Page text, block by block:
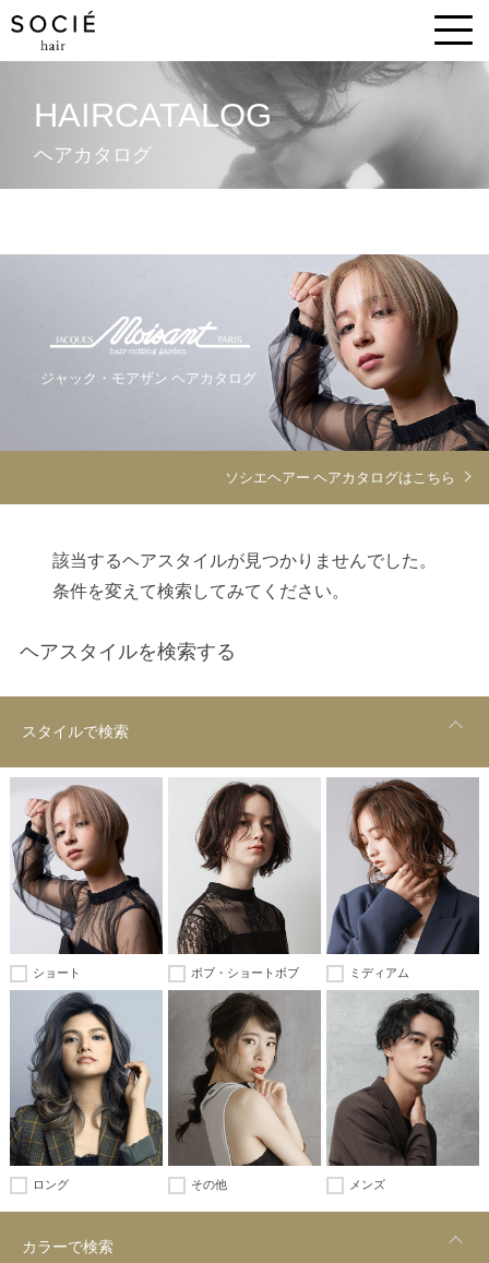
HAIRCATALOG
ヘアカタログ
ジャック・モアザン ヘアカタログ
ソシエヘアー ヘアカタログはこちら
該当するヘアスタイルが見つかりませんでした。
条件を変えて検索してみてください。
ヘアスタイルを検索する
スタイルで検索
ショート ボブ・ショートボブ ミディアム
ロング その他 メンズ
カラーで検索